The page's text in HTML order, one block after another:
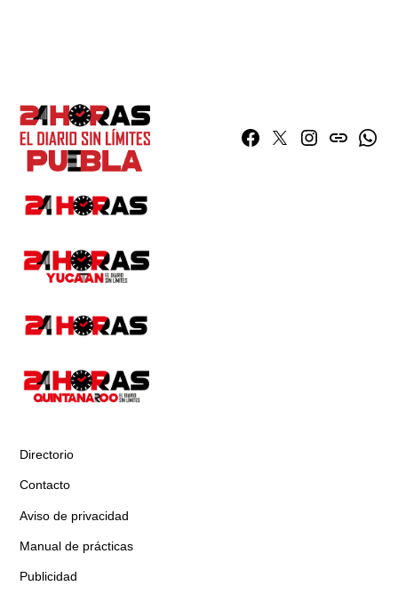
Facebook
TwitterInstagram
issuu
Directorio
Contacto
Aviso de privacidad
Manual de prácticas
Publicidad